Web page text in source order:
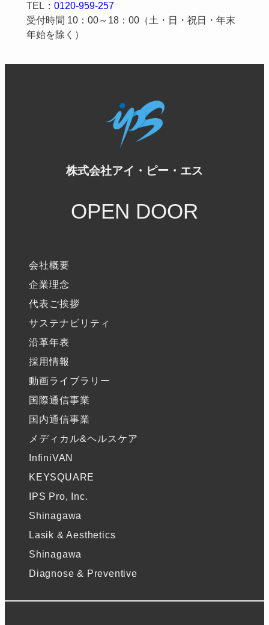
TEL： 0120-959-257
受付時間 10：00～18：00（土・日・祝日・年末
年始を除く）
株式会社アイ・ピー・エス
OPEN DOOR
会社概要
企業理念
代表ご挨拶
サステナビリティ
沿革年表
採用情報
動画ライブラリー
国際通信事業
国内通信事業
メディカル&ヘルスケア
InfiniVAN
KEYSQUARE
IPS Pro, Inc.
Shinagawa
Lasik & Aesthetics
Shinagawa
Diagnose & Preventive